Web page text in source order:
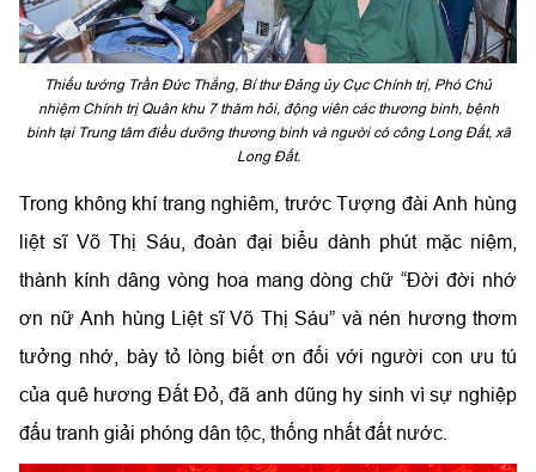
Thiếu tướng Trần Đức Thắng, Bí thư Đảng ủy Cục Chính trị, Phó Chủ
nhiệm Chính trị Quân khu 7 thăm hỏi, động viên các thương binh, bệnh
binh tại Trung tâm điều dưỡng thương binh và người có công Long Đất, xã
Long Đất.
Trong không khí trang nghiêm, trước Tượng đài Anh hùng
liệt sĩ Võ Thị Sáu, đoàn đại biểu dành phút mặc niệm,
thành kính dâng vòng hoa mang dòng chữ “Đời đời nhớ
ơn nữ Anh hùng Liệt sĩ Võ Thị Sáu” và nén hương thơm
tưởng nhớ, bày tỏ lòng biết ơn đối với người con ưu tú
của quê hương Đất Đỏ, đã anh dũng hy sinh vì sự nghiệp
đấu tranh giải phóng dân tộc, thống nhất đất nước.